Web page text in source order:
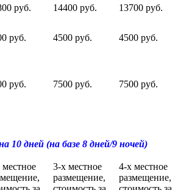
руб. 14400 руб.
13700 руб.
руб. 4500 руб. 4500 руб.
руб. 7500 руб. 7500 руб.
10 дней (на базе 8 дней/9 ночей)
местное
3-х местное
размещение,
4-х местное
размещение,